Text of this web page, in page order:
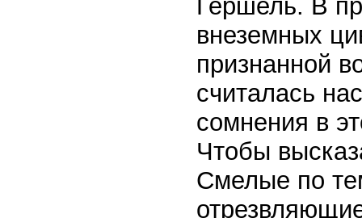
Гершель. В
внеземных
признанной
считалась
сомнения в
Чтобы
Смелые по